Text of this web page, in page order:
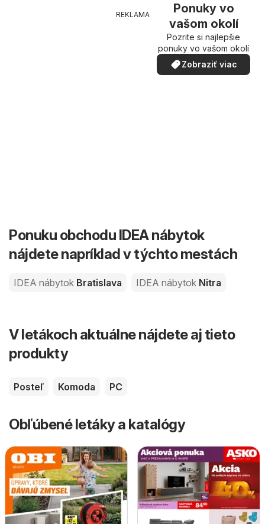
Ponuky vo
vašom okolí
Pozrite si najlepšie
ponuky vo vašom okolí
Zobraziť viac
REKLAMA
Ponuku obchodu IDEA nábytok
nájdete napríklad v týchto mestách
IDEA nábytok Bratislava IDEA nábytok Nitra
V letákoch aktuálne nájdete aj tieto
produkty
Posteľ Komoda PC
Obľúbené letáky a katalógy